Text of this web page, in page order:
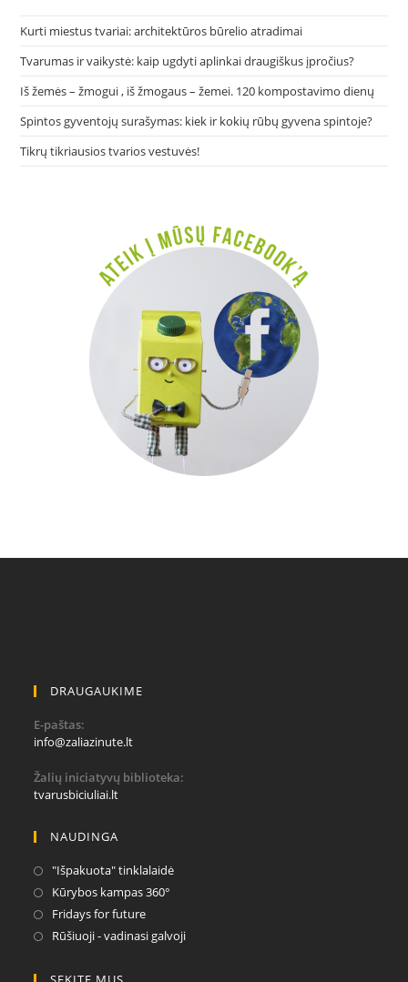
Kurti miestus tvariai: architektūros būrelio atradimai
Tvarumas ir vaikystė: kaip ugdyti aplinkai draugiškus įpročius?
Iš žemės – žmogui , iš žmogaus – žemei. 120 kompostavimo dienų
Spintos gyventojų surašymas: kiek ir kokių rūbų gyvena spintoje?
Tikrų tikriausios tvarios vestuvės!
DRAUGAUKIME
E-paštas:
info@zaliazinute.ltOpens
your
Žalių iniciatyvų biblioteka:
tvarusbiciuliai.lt
NAUDINGA
"Išpakuota" tinklalaidėOpens
new
Kūrybos kampas 360°
a
Fridays for futureOpens
in
Rūšiuoji - vadinasi galvojiOpens